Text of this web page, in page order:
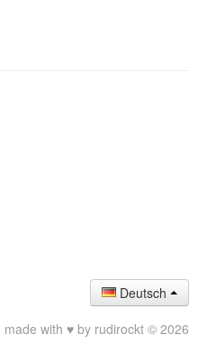
Deutsch
made with ♥ by rudirockt © 2026